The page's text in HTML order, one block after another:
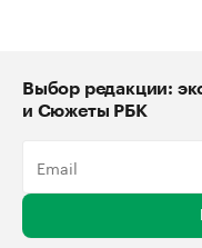
Выбор редакции:
и Сюжеты РБК